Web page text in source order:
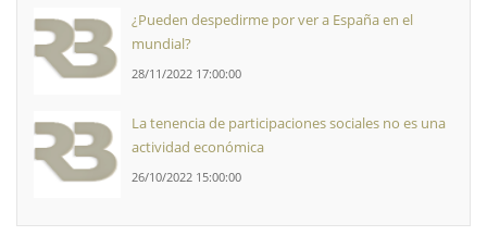
¿Pueden despedirme por ver a España en el
mundial?
28/11/2022 17:00:00
La tenencia de participaciones sociales no es una
actividad económica
26/10/2022 15:00:00